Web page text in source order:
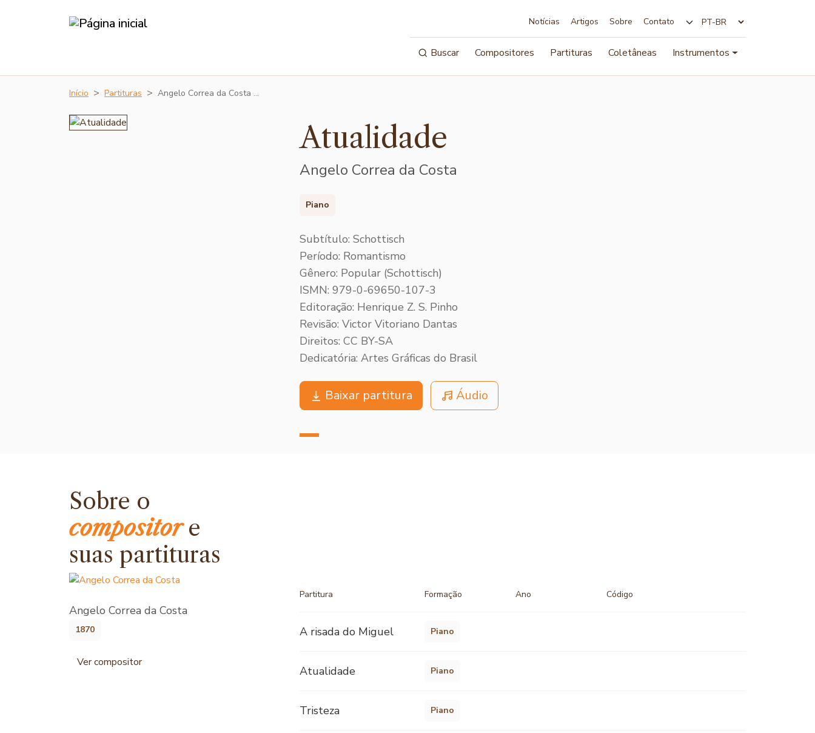
Notícias Artigos Sobre Contato
Buscar Compositores Partituras Coletâneas Instrumentos
Início Partituras Angelo Correa da Costa …
Atualidade
Angelo Correa da Costa
Piano
Subtítulo: Schottisch
Período: Romantismo
Gênero: Popular (Schottisch)
ISMN: 979-0-69650-107-3
Editoração: Henrique Z. S. Pinho
Revisão: Victor Vitoriano Dantas
Direitos: CC BY-SA
Dedicatória: Artes Gráficas do Brasil
Baixar partitura Áudio
Sobre o
compositore
suas partituras
Angelo Correa da Costa
1870
Ver compositor
Partitura Formação Ano Código
A risada do Miguel Piano
Atualidade Piano
Tristeza Piano